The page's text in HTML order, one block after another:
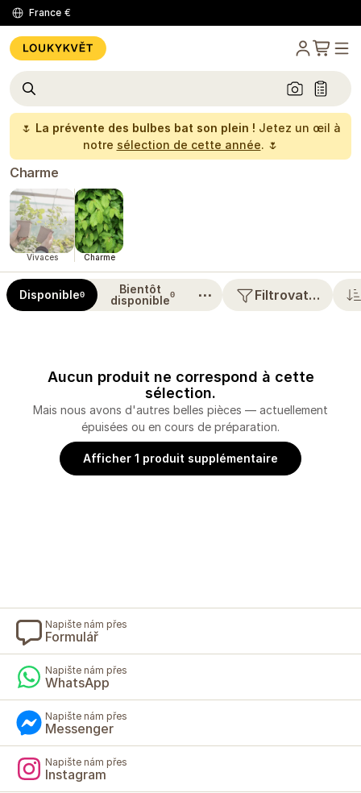
France €
🌷 La prévente des bulbes bat son plein ! Jetez un œil à
notre sélection de cette année. 🌷
Charme
Vivaces Charme
Disponible0
Bientôt
disponible0 ⋯ Filtrovat…
Aucun produit ne correspond à cette
sélection.
Mais nous avons d'autres belles pièces — actuellement
épuisées ou en cours de préparation.
Afficher 1 produit supplémentaire
Napište nám přes
Formulář
Napište nám přes
WhatsApp
Napište nám přes
Messenger
Napište nám přes
Instagram